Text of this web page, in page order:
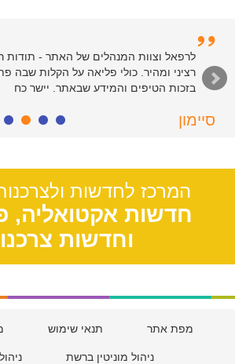
לרפאל וצוות המנהלים של האתר - תודות
רציני ומהיר. כולי פליאה על הקלות שבה
בזכות הטיפים והמידע שבאתר. יישר כח
סיימון
המרכז לחדשות
חדשות אקטואליה,
וחדשות
מפת אתר תנאי שימוש
ניהול מוניטין ברשת